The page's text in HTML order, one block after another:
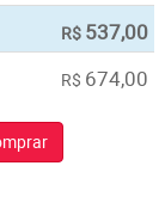
R$ 537,00
R$ 674,00